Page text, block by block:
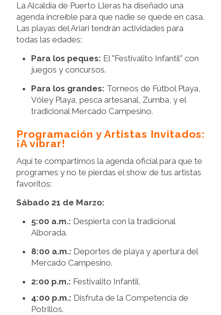
La Alcaldía de Puerto Lleras ha diseñado una
agenda increíble para que nadie se quede en casa.
Las playas del Ariari tendrán actividades para
todas las edades:
Para los peques: El "Festivalito Infantil" con
juegos y concursos.
Para los grandes: Torneos de Fútbol Playa,
Vóley Playa, pesca artesanal, Zumba, y el
tradicional Mercado Campesino.
Programación y Artistas Invitados:
¡A vibrar!
Aquí te compartimos la agenda oficial para que te
programes y no te pierdas el show de tus artistas
favoritos:
Sábado 21 de Marzo:
5:00 a.m.: Despierta con la tradicional
Alborada.
8:00 a.m.: Deportes de playa y apertura del
Mercado Campesino.
2:00 p.m.: Festivalito Infantil.
4:00 p.m.: Disfruta de la Competencia de
Potrillos.